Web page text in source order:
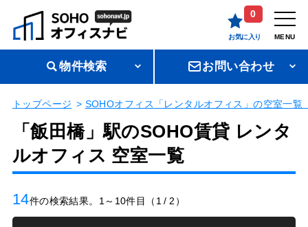
0
お気に入り MENU
物件検索 お問い合わせ
トップページ SOHOオフィス「レンタルオフィス」の空室一
「飯田橋」駅のSOHO賃貸 レンタ
ルオフィス 空室一覧
14件の検索結果。1～10件目（1 / 2）